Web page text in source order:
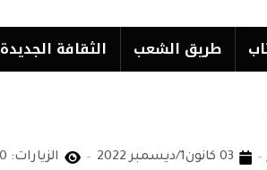
طریق الشعب الثقافة الجدیدة
03 كانون1/ديسمبر 2022 الزيارات: 2220